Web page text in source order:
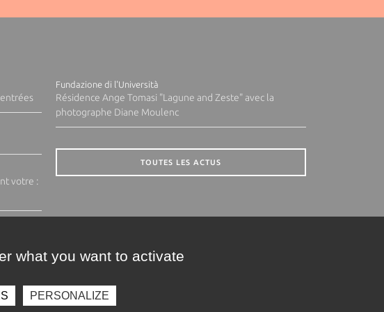
votre :
Fundazione di l'Università
Résidence Ange Tomasi "Lagune and Zeste" avec la
photographe Diane Moulenc
TOUTES LES ACTUS
what you want to activate
PERSONALIZE